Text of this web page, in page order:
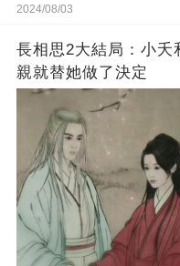
2024/08/03
長相思2大結局：小夭
親就替她做了決定